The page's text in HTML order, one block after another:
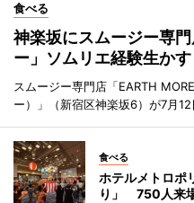
食べる
神楽坂にスムージー専
ー」ソムリエ経験生かす
スムージー専門店「EARTH
ー）」（新宿区神楽坂6）が7月12
食べる
ホテルメトロポ
り」 750人来